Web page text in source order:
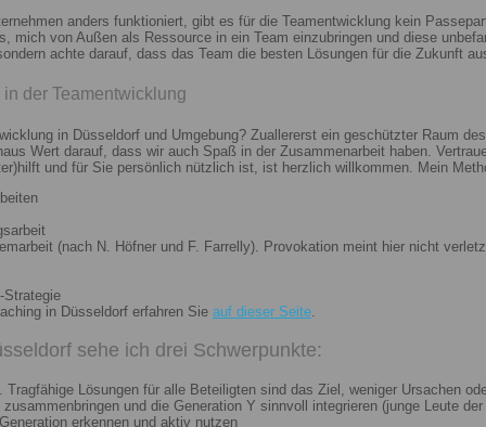
anders funktioniert, gibt es für die Teamentwicklung kein
mich von Außen als Ressource in ein Team einzubringen und diese
achte darauf, dass das Team die besten Lösungen für die Zukunft
der Teamentwicklung
in Düsseldorf und Umgebung? Zuallererst ein geschützter Raum
Wert darauf, dass wir auch Spaß in der Zusammenarbeit haben.
und für Sie persönlich nützlich ist, ist herzlich willkommen. Mein
(nach N. Höfner und F. Farrelly). Provokation meint hier nicht
Strategie
in Düsseldorf erfahren Sie auf dieser Seite.
sehe ich drei Schwerpunkte:
Lösungen für alle Beteiligten sind das Ziel, weniger Ursachen
und die Generation Y sinnvoll integrieren (junge Leute
erkennen und aktiv nutzen